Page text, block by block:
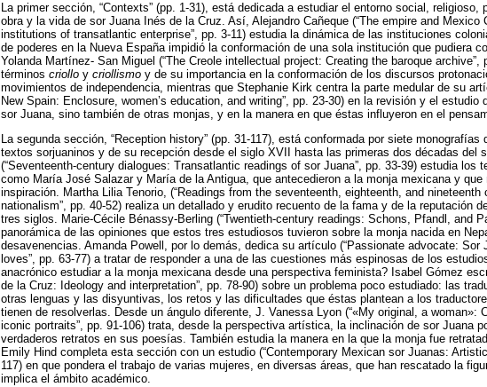
La primer sección, “Contexts” (pp. 1-31), está dedicada a estudiar el entorno social,
obra y la vida de sor Juana Inés de la Cruz. Así, Alejandro Cañeque (“The empire and
institutions of transatlantic enterprise”, pp. 3-11) estudia la dinámica de las instituciones
de poderes en la Nueva España impidió la conformación de una sola institución que pudiera
Yolanda Martínez- San Miguel (“The Creole intellectual project: Creating the baroque
términos criollo y criollismo y de su importancia en la conformación de los discursos
movimientos de independencia, mientras que Stephanie Kirk centra la parte medular de su
New Spain: Enclosure, women’s education, and writing”, pp. 23-30) en la revisión y el
sor Juana, sino también de otras monjas, y en la manera en que éstas influyeron en el
La segunda sección, “Reception history” (pp. 31-117), está conformada por siete
textos sorjuaninos y de su recepción desde el siglo XVII hasta las primeras dos décadas del
(“Seventeenth-century dialogues: Transatlantic readings of sor Juana”, pp. 33-39) estudia los
como María José Salazar y María de la Antigua, que antecedieron a la monja mexicana y
inspiración. Martha Lilia Tenorio, (“Readings from the seventeenth, eighteenth, and nineteenth
nationalism”, pp. 40-52) realiza un detallado y erudito recuento de la fama y de la reputación
tres siglos. Marie-Cécile Bénassy-Berling (“Twentieth-century readings: Schons, Pfandl, and
panorámica de las opiniones que estos tres estudiosos tuvieron sobre la monja nacida en
desavenencias. Amanda Powell, por lo demás, dedica su artículo (“Passionate advocate: Sor
loves”, pp. 63-77) a tratar de responder a una de las cuestiones más espinosas de los
anacrónico estudiar a la monja mexicana desde una perspectiva feminista? Isabel Gómez
de la Cruz: Ideology and interpretation”, pp. 78-90) sobre un problema poco estudiado: las
otras lenguas y las disyuntivas, los retos y las dificultades que éstas plantean a los
tienen de resolverlas. Desde un ángulo diferente, J. Vanessa Lyon (“«My original, a woman»:
iconic portraits”, pp. 91-106) trata, desde la perspectiva artística, la inclinación de sor Juana
verdaderos retratos en sus poesías. También estudia la manera en la que la monja fue
Emily Hind completa esta sección con un estudio (“Contemporary Mexican sor Juanas:
117) en que pondera el trabajo de varias mujeres, en diversas áreas, que han rescatado la
implica el ámbito académico.